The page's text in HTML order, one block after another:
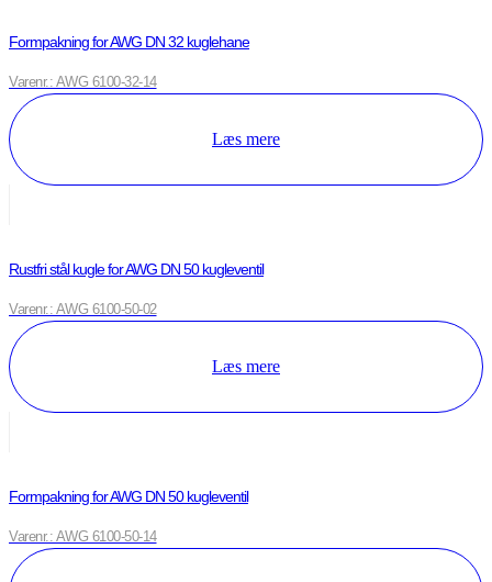
Formpakning for AWG DN 32 kuglehane
Varenr.: AWG 6100-32-14
Læs mere
Rustfri stål kugle for AWG DN 50 kugleventil
Varenr.: AWG 6100-50-02
Læs mere
Formpakning for AWG DN 50 kugleventil
Varenr.: AWG 6100-50-14